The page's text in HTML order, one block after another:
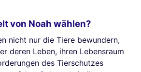
von Noah wählen?
nicht nur die Tiere bewundern,
deren Leben, ihren Lebensraum
des Tierschutzes